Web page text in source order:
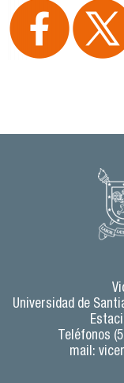
Universidad de
Teléfonos
mail: